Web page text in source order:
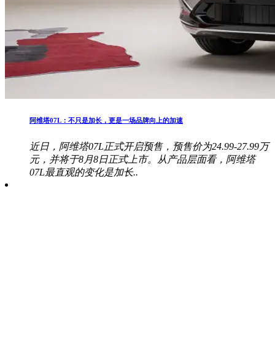
阿维塔07L：不只是加长，更是一场品牌向上的加速
近日，阿维塔07L正式开启预售，预售价为24.99-27.99万
元，并将于8月8日正式上市。从产品层面看，阿维塔
07L最直观的变化是加长..